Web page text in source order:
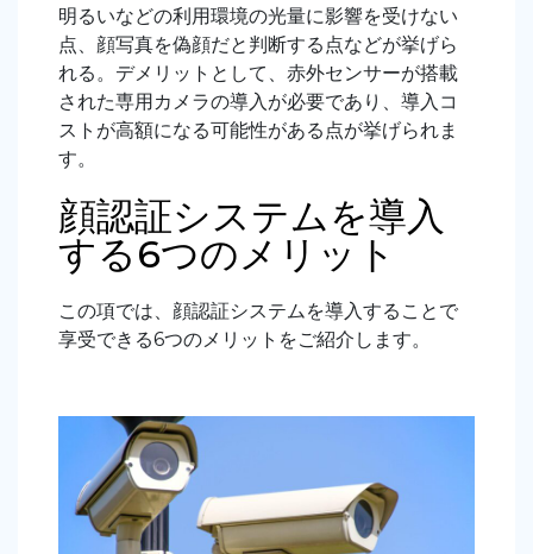
明るいなどの利用環境の光量に影響を受けない
点、顔写真を偽顔だと判断する点などが挙げら
れる。デメリットとして、赤外センサーが搭載
された専用カメラの導入が必要であり、導入コ
ストが高額になる可能性がある点が挙げられま
す。
顔認証システムを導入
する6つのメリット
この項では、顔認証システムを導入することで
享受できる6つのメリットをご紹介します。